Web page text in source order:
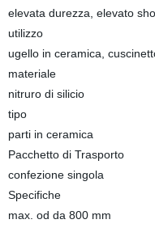
elevata durezza, elevato
utilizzo
ugello in ceramica,
materiale
nitruro di silicio
tipo
parti in ceramica
Pacchetto di Trasporto
confezione singola
Specifiche
max. od da 800 mm